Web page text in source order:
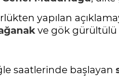
yapılan
ve gök gürültülü
saatlerinde başlayan